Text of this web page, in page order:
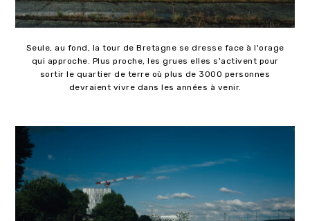
Seule, au fond, la tour de Bretagne se dresse face à l'orage
qui approche. Plus proche, les grues elles s'activent pour
sortir le quartier de terre où plus de 3000 personnes
devraient vivre dans les années à venir.